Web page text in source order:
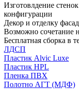
Изготовлдение
конфигурации
Декор и отделку
Возможно сочетание
Бесплатная сборка в
ЛДСП
Пластик Alvic Luxe
Пластик HPL
Пленка ПВХ
Полотно АГТ (МДФ)